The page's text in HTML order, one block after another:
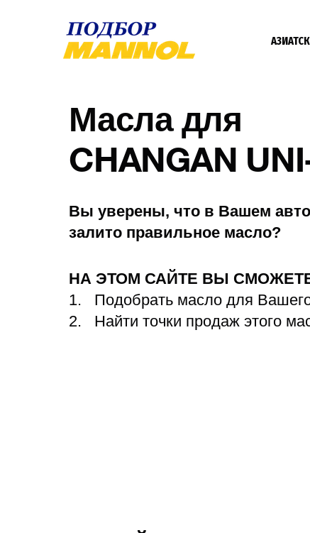
Масла для
CHANGAN
Вы уверены, что в Вашем
залито правильное масло?
НА ЭТОМ САЙТЕ ВЫ
Подобрать масло для
Найти точки продаж этого